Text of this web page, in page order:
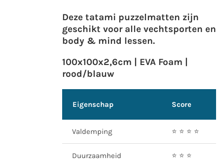
Deze tatami puzzelmatten zijn
geschikt voor alle vechtsporten en
body & mind lessen.
100x100x2,6cm | EVA Foam |
rood/blauw
Eigenschap Score
Valdemping ⭐️ ⭐️ ⭐️ ⭐️
Duurzaamheid ⭐️ ⭐️ ⭐️